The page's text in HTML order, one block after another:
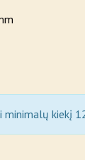
minimalų kiekį